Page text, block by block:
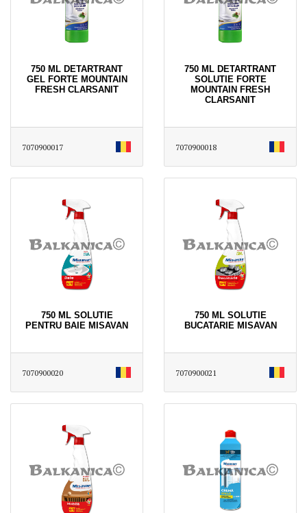
750 ML DETARTRANT
GEL FORTE MOUNTAIN
FRESH CLARSANIT
7070900017
750 ML DETARTRANT
SOLUTIE FORTE
MOUNTAIN FRESH
CLARSANIT
7070900018
750 ML SOLUTIE
PENTRU BAIE MISAVAN
7070900020
750 ML SOLUTIE
BUCATARIE MISAVAN
7070900021